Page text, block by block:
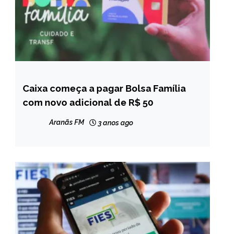
BRASIL
NOTÍCIAS
Caixa começa a pagar Bolsa Família
com novo adicional de R$ 50
Aranãs FM 3 anos ago